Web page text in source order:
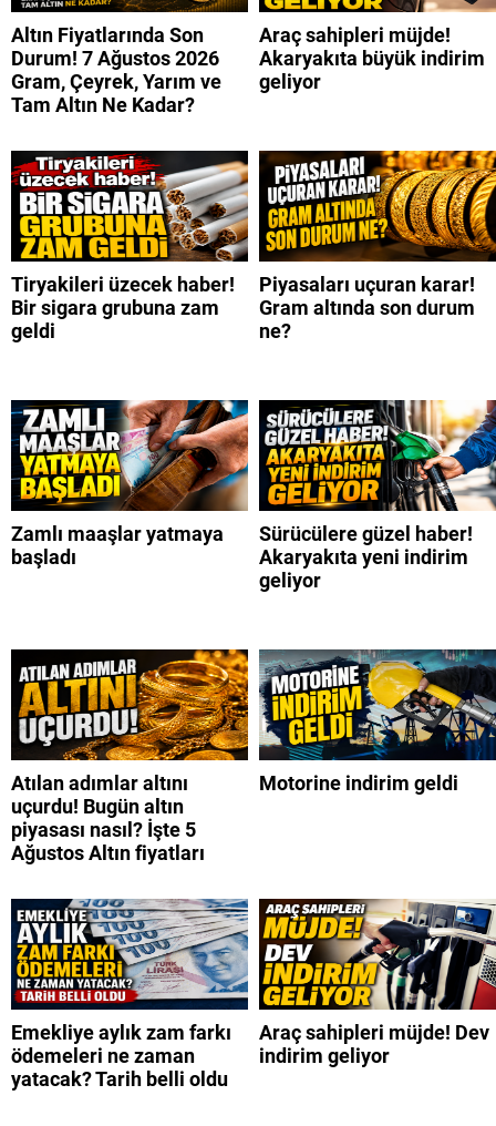
Altın Fiyatlarında Son
Durum! 7 Ağustos 2026
Gram, Çeyrek, Yarım ve
Tam Altın Ne Kadar?
Araç sahipleri müjde!
Akaryakıta büyük indirim
geliyor
Tiryakileri üzecek haber!
Bir sigara grubuna zam
geldi
Piyasaları uçuran karar!
Gram altında son durum
ne?
Zamlı maaşlar yatmaya
başladı
Sürücülere güzel haber!
Akaryakıta yeni indirim
geliyor
Atılan adımlar altını
uçurdu! Bugün altın
piyasası nasıl? İşte 5
Ağustos Altın fiyatları
Motorine indirim geldi
Emekliye aylık zam farkı
ödemeleri ne zaman
yatacak? Tarih belli oldu
Araç sahipleri müjde! Dev
indirim geliyor